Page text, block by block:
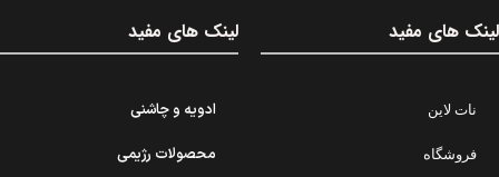
لینک های مفید
نات لاین
فروشگاه
لینک های مفید
ادویه و چاشنی
محصولات رژیمی